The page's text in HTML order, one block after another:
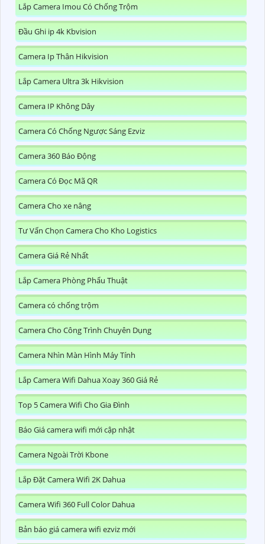
Lắp Camera Imou Có Chống Trộm
Đầu Ghi ip 4k Kbvision
Camera Ip Thân Hikvision
Lắp Camera Ultra 3k Hikvision
Camera IP Không Dây
Camera Có Chống Ngược Sáng Ezviz
Camera 360 Báo Động
Camera Có Đọc Mã QR
Camera Cho xe nâng
Tư Vấn Chọn Camera Cho Kho Logistics
Camera Giá Rẻ Nhất
Lắp Camera Phòng Phẩu Thuật
Camera có chống trộm
Camera Cho Công Trình Chuyên Dụng
Camera Nhìn Màn Hình Máy Tính
Lắp Camera Wifi Dahua Xoay 360 Giá Rẻ
Top 5 Camera Wifi Cho Gia Đình
Báo Giá camera wifi mới cập nhật
Camera Ngoài Trời Kbone
Lắp Đặt Camera Wifi 2K Dahua
Camera Wifi 360 Full Color Dahua
Bản báo giá camera wifi ezviz mới